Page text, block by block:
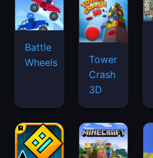
Battle
Wheels
Tower
Crash
3D